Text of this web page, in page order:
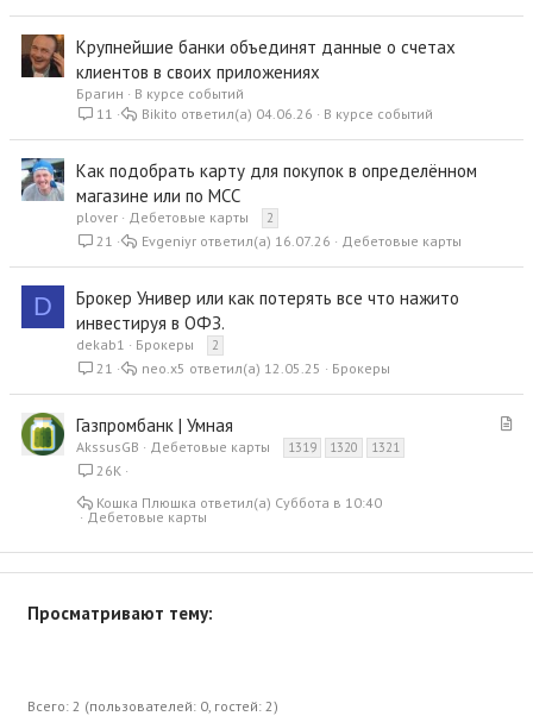
Крупнейшие банки объединят данные о счетах
клиентов в своих приложениях
Брагин
В курсе событий
11
В курсе событий
04.06.26
Bikito
Как подобрать карту для покупок в определённом
магазине или по MCC
plover Дебетовые карты 2
21 Дебетовые карты
16.07.26
Evgeniyr
D
Брокер Универ или как потерять все что нажито
инвестируя в ОФЗ.
dekab1 Брокеры 2
21 Брокеры
12.05.25
neo.x5
С
Газпромбанк | Умная
AkssusGB Дебетовые карты 1319 1320 1321
26K
Дебетовые карты
Суббота в 10:40
Кошка Плюшка
Просматривают тему:
Всего: 2 (пользователей: 0, гостей: 2)